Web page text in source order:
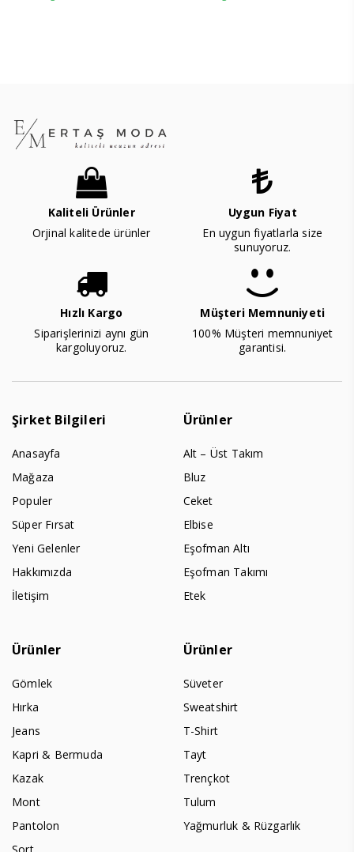
Kaliteli Ürünler
Orjinal kalitede ürünler
Uygun Fiyat
En uygun fiyatlarla size
sunuyoruz.
Hızlı Kargo
Siparişlerinizi aynı gün
kargoluyoruz.
Müşteri Memnuniyeti
100% Müşteri memnuniyet
garantisi.
Şirket Bilgileri
Anasayfa
Mağaza
Populer
Süper Fırsat
Yeni Gelenler
Hakkımızda
İletişim
Ürünler
Alt – Üst Takım
Bluz
Ceket
Elbise
Eşofman Altı
Eşofman Takımı
Etek
Ürünler
Gömlek
Hırka
Jeans
Kapri & Bermuda
Kazak
Mont
Pantolon
Ürünler
Süveter
Sweatshirt
T-Shirt
Tayt
Trençkot
Tulum
Yağmurluk & Rüzgarlık